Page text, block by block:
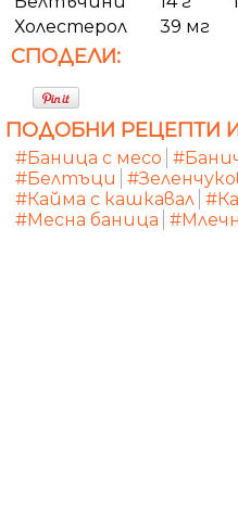
Холестерол
39 мг
СПОДЕЛИ:
ПОДОБНИ РЕЦЕПТИ
#Баница с месо
#Белтъци
#Кайма с кашкавал
#Месна баница